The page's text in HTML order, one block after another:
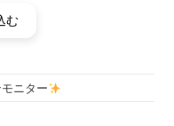
アップしていて驚き
した。
む
ニター